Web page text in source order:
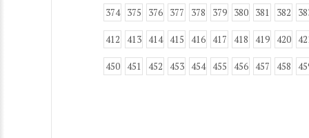
374 375 376 377 378 379 380 381 382
412 413 414 415 416 417 418 419 420
450 451 452 453 454 455 456 457 458